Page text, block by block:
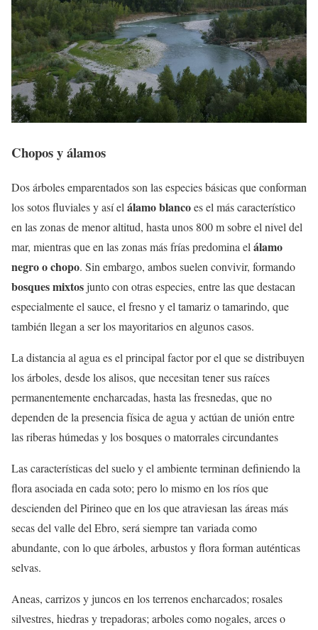
Chopos y álamos
Dos árboles emparentados son las especies básicas que conforman
los sotos fluviales y así el álamo blancoes el más característico
en las zonas de menor altitud, hasta unos 800 m sobre el nivel del
mar, mientras que en las zonas más frías predomina el álamo
negro o chopo. Sin embargo, ambos suelen convivir, formando
bosques mixtosjunto con otras especies, entre las que destacan
especialmente el sauce, el fresno y el tamariz o tamarindo, que
también llegan a ser los mayoritarios en algunos casos.
La distancia al agua es el principal factor por el que se distribuyen
los árboles, desde los alisos, que necesitan tener sus raíces
permanentemente encharcadas, hasta las fresnedas, que no
dependen de la presencia física de agua y actúan de unión entre
las riberas húmedas y los bosques o matorrales circundantes
Las características del suelo y el ambiente terminan definiendo la
flora asociada en cada soto; pero lo mismo en los ríos que
descienden del Pirineo que en los que atraviesan las áreas más
secas del valle del Ebro, será siempre tan variada como
abundante, con lo que árboles, arbustos y flora forman auténticas
selvas.
Aneas, carrizos y juncos en los terrenos encharcados; rosales
silvestres, hiedras y trepadoras; arboles como nogales, arces o